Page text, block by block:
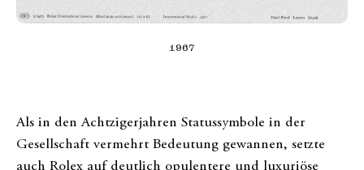
1967
Als in den Achtzigerjahren Statussymbole in der
Gesellschaft vermehrt Bedeutung gewannen, setzte
auch Rolex auf deutlich opulentere und luxuriöse